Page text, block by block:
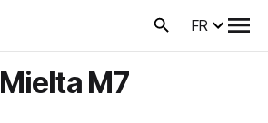
FR
Mielta M7